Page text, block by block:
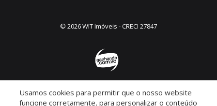
© 2026 WIT Imóveis - CRECI 27847
Descomplicado por:
Usamos cookies para permitir que o nosso website
funcione corretamente, para personalizar o conteúdo